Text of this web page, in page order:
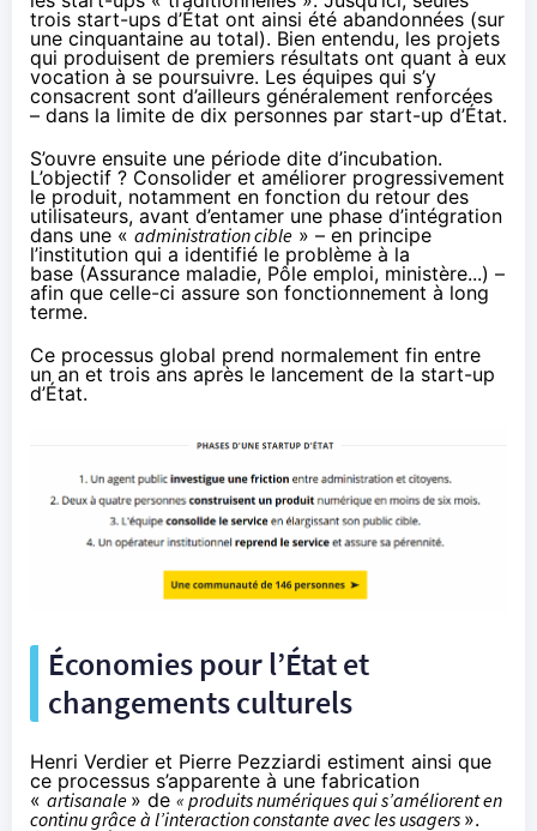
trois start-ups d’État ont ainsi été abandonnées (sur
une cinquantaine au total). Bien entendu, les projets
qui produisent de premiers résultats ont quant à eux
vocation à se poursuivre. Les équipes qui s’y
consacrent sont d’ailleurs généralement renforcées
– dans la limite de dix personnes par start-up d’État.
S’ouvre ensuite une période dite d’incubation.
L’objectif ? Consolider et améliorer progressivement
le produit, notamment en fonction du retour des
utilisateurs, avant d’entamer une phase d’intégration
dans une « administration cible » – en principe
l’institution qui a identifié le problème à la
base (Assurance maladie, Pôle emploi, ministère...) –
afin que celle-ci assure son fonctionnement à long
terme.
Ce processus global prend normalement fin entre
un an et trois ans après le lancement de la start-up
d’État.
Économies pour l’État et
changements culturels
Henri Verdier et Pierre Pezziardi estiment ainsi que
ce processus s’apparente à une fabrication
« artisanale » de « produits numériques qui s’améliorent en
continu grâce à l’interaction constante avec les usagers ».